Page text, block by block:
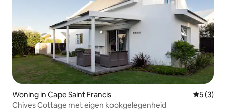
Woning in Cape Saint Francis
5 (3)
Chives Cottage met eigen kookgelegenheid